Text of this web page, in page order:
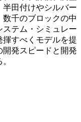
田付けやシルバー
千のブロックの中
テム・シミュレー
揮すべくモデルを提
発スピードと開発